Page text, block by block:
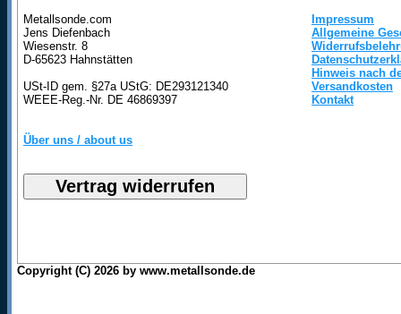
Metallsonde.com
Jens Diefenbach
Wiesenstr. 8
D-65623 Hahnstätten
USt-ID gem. §27a UStG: DE293121340
WEEE-Reg.-Nr. DE 46869397
Über uns / about us
Impressum
Allgemeine
Hinweis nach
Versandkosten
Kontakt
Copyright (C) 2026 by www.metallsonde.de